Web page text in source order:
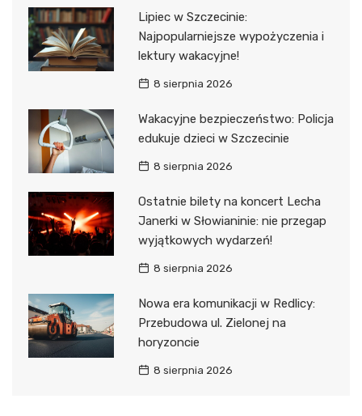
Lipiec w Szczecinie:
Najpopularniejsze wypożyczenia i
lektury wakacyjne!
8 sierpnia 2026
Wakacyjne bezpieczeństwo: Policja
edukuje dzieci w Szczecinie
8 sierpnia 2026
Ostatnie bilety na koncert Lecha
Janerki w Słowianinie: nie przegap
wyjątkowych wydarzeń!
8 sierpnia 2026
Nowa era komunikacji w Redlicy:
Przebudowa ul. Zielonej na
horyzoncie
8 sierpnia 2026